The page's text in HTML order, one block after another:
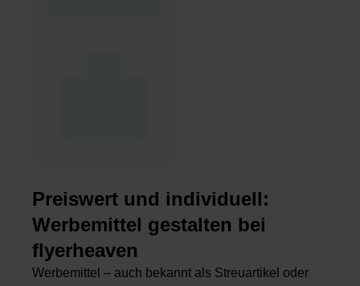
Preiswert und individuell:
Werbemittel gestalten bei
flyerheaven
Werbemittel – auch bekannt als Streuartikel oder